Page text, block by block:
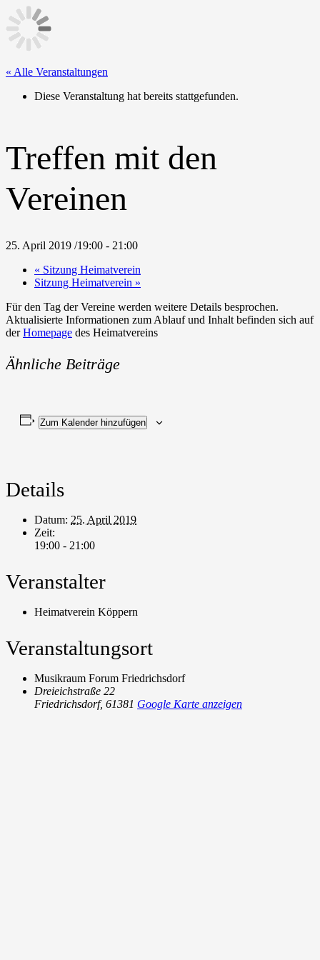
« Alle Veranstaltungen
Diese Veranstaltung hat bereits stattgefunden.
Treffen mit den
Vereinen
25. April 2019 /19:00 - 21:00
« Sitzung Heimatverein
Sitzung Heimatverein »
Für den Tag der Vereine werden weitere Details besprochen.
Aktualisierte Informationen zum Ablauf und Inhalt befinden sich auf
derHomepage des Heimatvereins
Ähnliche Beiträge
Zum Kalender hinzufügen
Details
Datum: 25. April 2019
Zeit:
19:00 - 21:00
Veranstalter
Heimatverein Köppern
Veranstaltungsort
Musikraum Forum Friedrichsdorf
Dreieichstraße 22
Friedrichsdorf, 61381 Google Karte anzeigen